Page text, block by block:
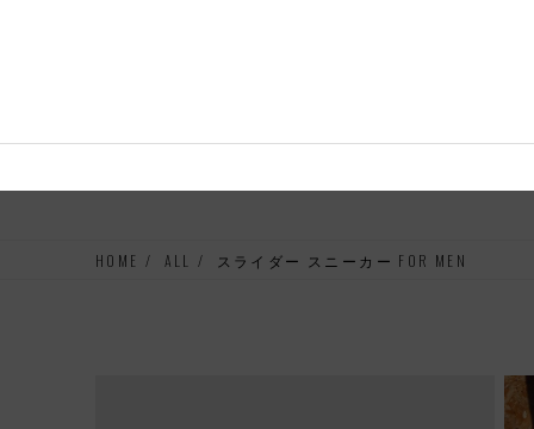
HOME ALL スライダー スニーカー FOR MEN